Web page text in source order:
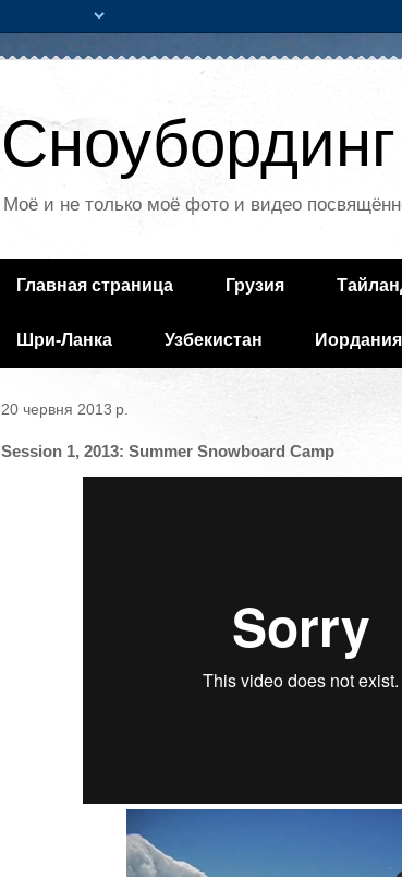
Сноубординг
Моё и не только моё фото и видео
Главная страница Грузия
Шри-Ланка Узбекистан Иордания
20 червня 2013 р.
Session 1, 2013: Summer Snowboard Camp